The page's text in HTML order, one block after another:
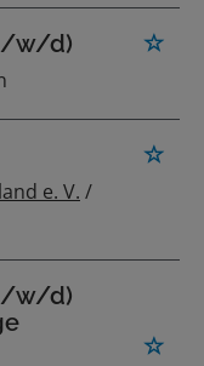
w/d)
e. V. /
w/d)